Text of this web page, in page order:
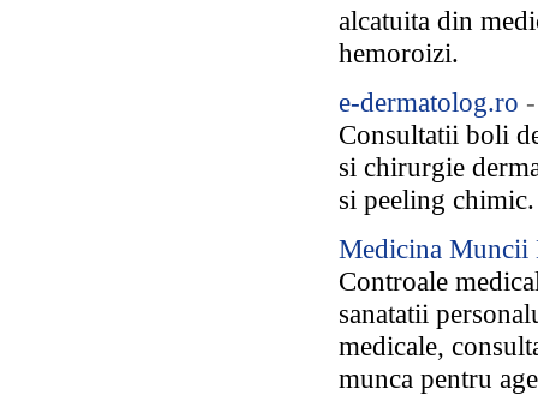
alcatuita din
hemoroizi.
e-dermatolog.ro
Consultatii boli
si chirurgie
si peeling chimic.
Medicina Muncii
Controale
sanatatii
medicale,
munca pentru